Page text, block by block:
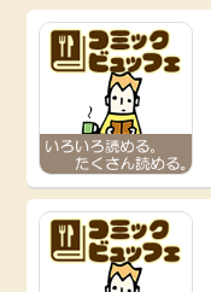
アンケート
ゲーム
買い物
モニター
引っ越し
買取・査定
学び
進学・教育
美容・健康